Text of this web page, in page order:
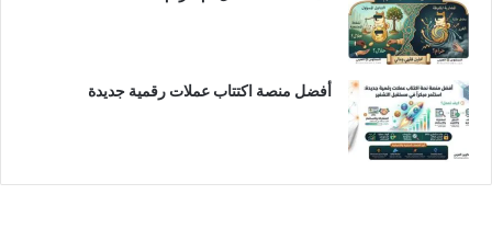
أفضل منصة اكتتاب عملات رقمية جديدة